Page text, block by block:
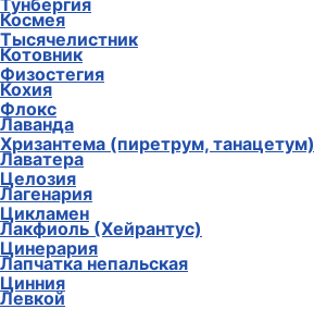
Тунбергия
Тысячелистник
Физостегия
Флокс
Хризантема (пиретрум, танацетум)
Целозия
Цикламен
Цинерария
Цинния
Космея
Котовник
Кохия
Лаванда
Лаватера
Лагенария
Лакфиоль (Хейрантус)
Лапчатка непальская
Левкой